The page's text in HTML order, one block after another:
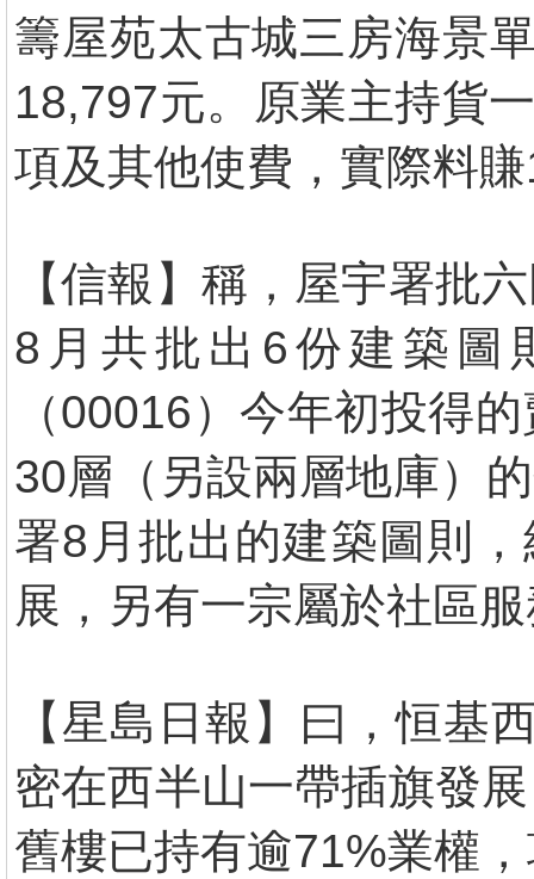
籌屋苑太古城三房海景
18,797元。原業主持貨
項及其他使費，實際料
【信報】稱，屋宇署批
8月共批出6份建築圖
（00016）今年初投得
30層（另設兩層地庫）
署8月批出的建築圖則
展，另有一宗屬於社區
【星島日報】曰，恒基
密在西半山一帶插旗發
舊樓已持有逾71%業權